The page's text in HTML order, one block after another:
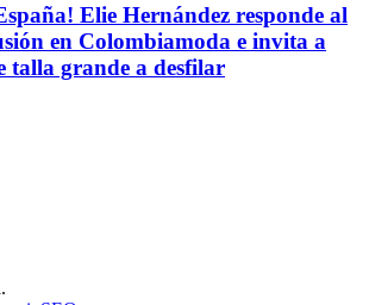
Elie Hernández responde al
en Colombiamoda e invita a
talla grande a desfilar